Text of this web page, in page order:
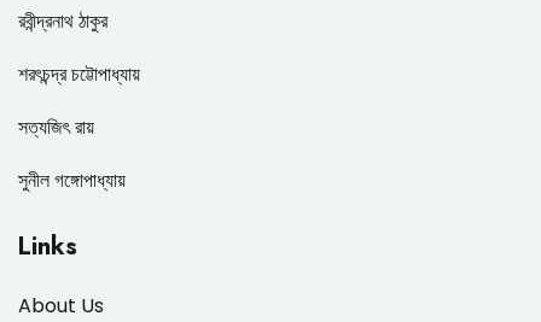
রবীন্দ্রনাথ ঠাকুর
শরৎচন্দ্র চট্টোপাধ্যায়
সত্যজিৎ রায়
সুনীল গঙ্গোপাধ্যায়
Links
About Us